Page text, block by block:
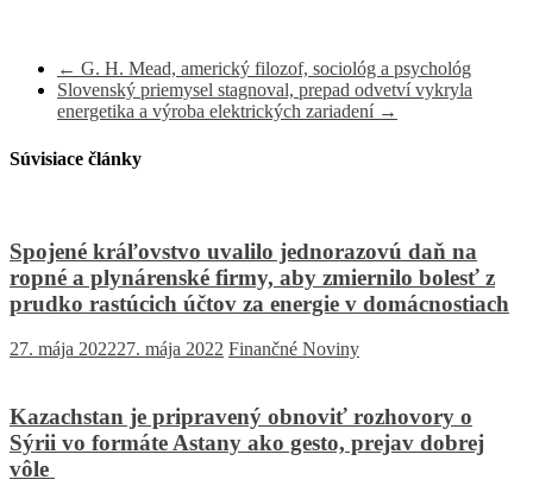
← G. H. Mead, americký filozof, sociológ a psychológ
Slovenský priemysel stagnoval, prepad odvetví vykryla
energetika a výroba elektrických zariadení →
Súvisiace články
Spojené kráľovstvo uvalilo jednorazovú daň na
ropné a plynárenské firmy, aby zmiernilo bolesť z
prudko rastúcich účtov za energie v domácnostiach
27. mája 202227. mája 2022 Finančné Noviny
Kazachstan je pripravený obnoviť rozhovory o
Sýrii vo formáte Astany ako gesto, prejav dobrej
vôle